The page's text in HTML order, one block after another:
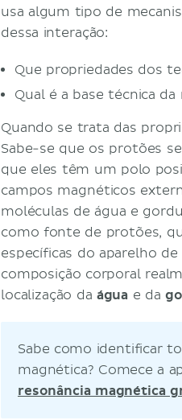
usa algum tipo de
dessa interação:
Que propriedades dos
Qual é a base técnica
Quando se trata das
Sabe-se que os protões
que eles têm um polo
campos magnéticos
moléculas de água e
como fonte de protões,
específicas do aparelho
composição corporal
localização da água e da
Sabe como identificar
magnética? Comece a
resonância magnética